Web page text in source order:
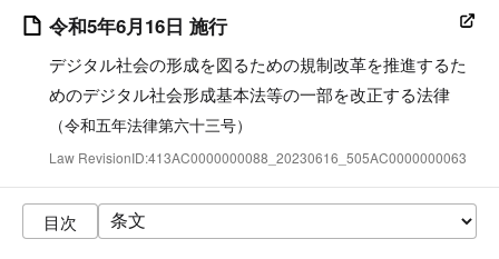
令和5年6月16日 施行
デジタル社会の形成を図るための規制改革を推進するた
めのデジタル社会形成基本法等の一部を改正する法律
（令和五年法律第六十三号）
Law RevisionID:413AC0000000088_20230616_505AC0000000063
目次